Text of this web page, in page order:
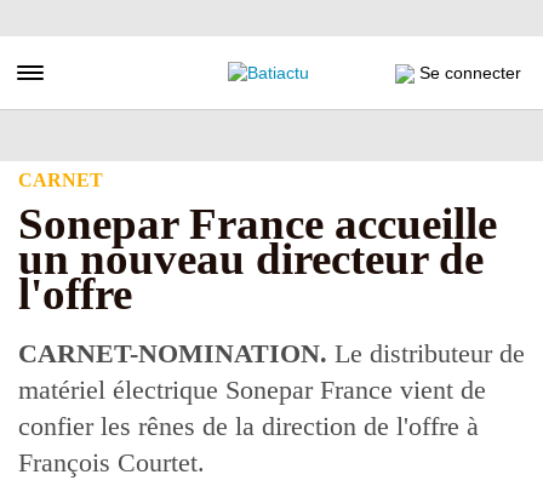
au
principal
Toggle navigation Se connecter
CARNET
Sonepar France accueille
un nouveau directeur de
l'offre
CARNET-NOMINATION. Le distributeur de
matériel électrique Sonepar France vient de
confier les rênes de la direction de l'offre à
François Courtet.